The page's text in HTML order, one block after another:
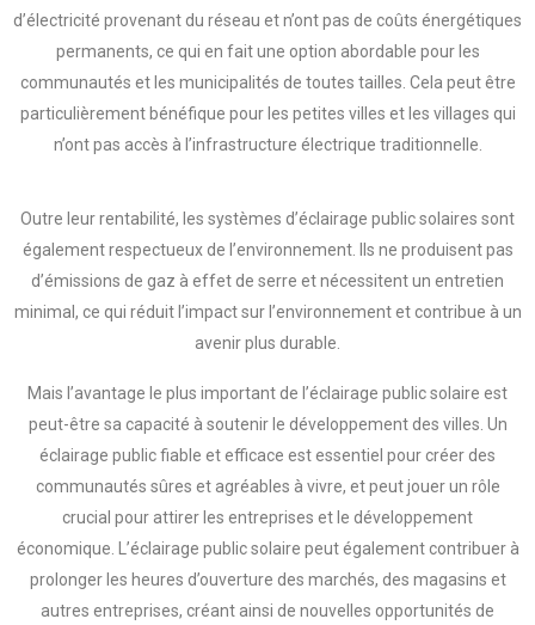
d’électricité provenant du réseau et n’ont pas de coûts énergétiques
permanents, ce qui en fait une option abordable pour les
communautés et les municipalités de toutes tailles. Cela peut être
particulièrement bénéfique pour les petites villes et les villages qui
n’ont pas accès à l’infrastructure électrique traditionnelle.
Outre leur rentabilité, les systèmes d’éclairage public solaires sont
également respectueux de l’environnement. Ils ne produisent pas
d’émissions de gaz à effet de serre et nécessitent un entretien
minimal, ce qui réduit l’impact sur l’environnement et contribue à un
avenir plus durable.
Mais l’avantage le plus important de l’éclairage public solaire est
peut-être sa capacité à soutenir le développement des villes. Un
éclairage public fiable et efficace est essentiel pour créer des
communautés sûres et agréables à vivre, et peut jouer un rôle
crucial pour attirer les entreprises et le développement
économique. L’éclairage public solaire peut également contribuer à
prolonger les heures d’ouverture des marchés, des magasins et
autres entreprises, créant ainsi de nouvelles opportunités de